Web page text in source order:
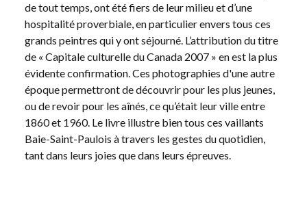
de tout temps, ont été fiers de leur milieu et d’une
hospitalité proverbiale, en particulier envers tous ces
grands peintres qui y ont séjourné. L’attribution du titre
de « Capitale culturelle du Canada 2007 » en est la plus
évidente confirmation. Ces photographies d'une autre
époque permettront de découvrir pour les plus jeunes,
ou de revoir pour les aînés, ce qu’était leur ville entre
1860 et 1960. Le livre illustre bien tous ces vaillants
Baie-Saint-Paulois à travers les gestes du quotidien,
tant dans leurs joies que dans leurs épreuves.